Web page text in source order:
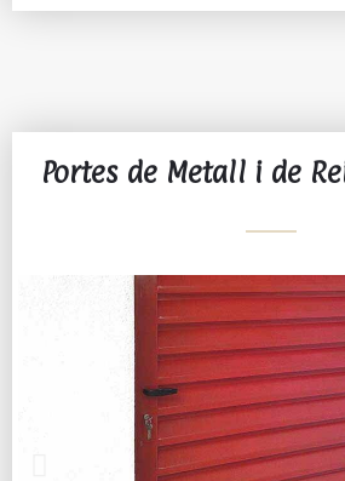
Portes de Metall i de